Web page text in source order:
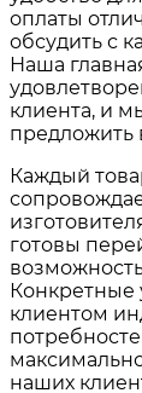
оплаты
обсудить с
Наша
клиента, и
предложить
Каждый
готовы
Конкретные
клиентом
наших